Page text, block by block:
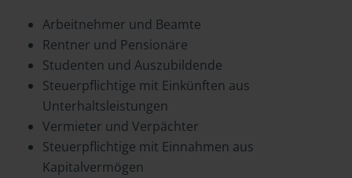
Arbeitnehmer und Beamte
Rentner und Pensionäre
Studenten und Auszubildende
Steuerpflichtige mit Einkünften aus
Unterhaltsleistungen
Vermieter und Verpächter
Steuerpflichtige mit Einnahmen aus
Kapitalvermögen